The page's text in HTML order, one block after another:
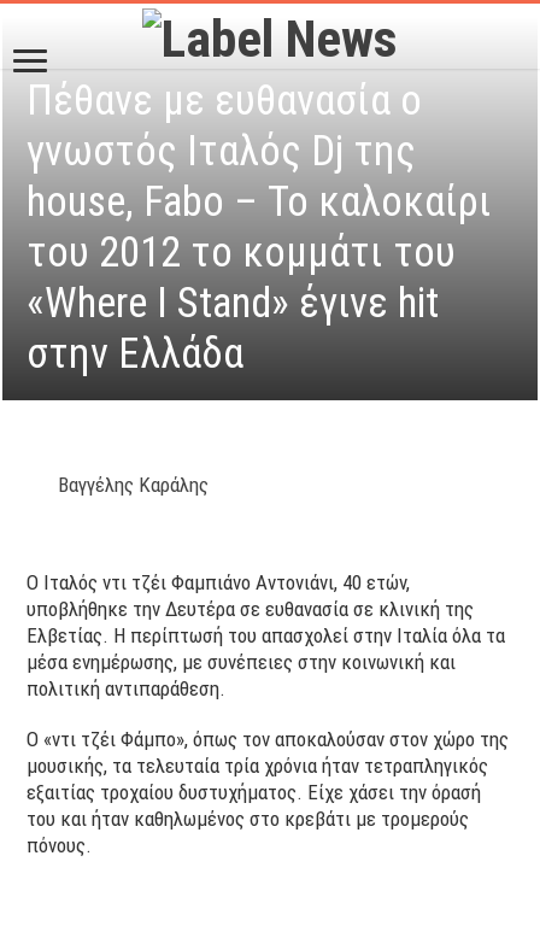
Πέθανε με ευθανασία ο
γνωστός Ιταλός Dj της
house, Fabo – Το καλοκαίρι
του 2012 το κομμάτι του
«Where I Stand» έγινε hit
στην Ελλάδα
Βαγγέλης Καράλης
Ο Ιταλός ντι τζέι Φαμπιάνο Αντονιάνι, 40 ετών,
υποβλήθηκε την Δευτέρα σε ευθανασία σε κλινική της
Ελβετίας. Η περίπτωσή του απασχολεί στην Ιταλία όλα τα
μέσα ενημέρωσης, με συνέπειες στην κοινωνική και
πολιτική αντιπαράθεση.
Ο «ντι τζέι Φάμπο», όπως τον αποκαλούσαν στον χώρο της
μουσικής, τα τελευταία τρία χρόνια ήταν τετραπληγικός
εξαιτίας τροχαίου δυστυχήματος. Είχε χάσει την όρασή
του και ήταν καθηλωμένος στο κρεβάτι με τρομερούς
πόνους.